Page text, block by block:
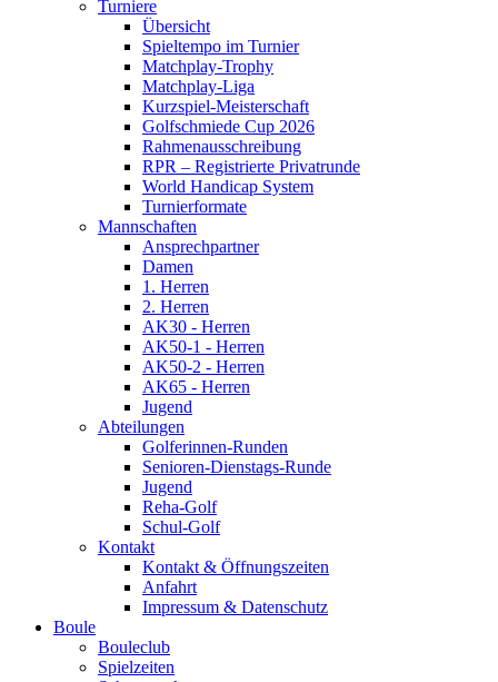
Turniere
Übersicht
Spieltempo im Turnier
Matchplay-Trophy
Matchplay-Liga
Kurzspiel-Meisterschaft
Golfschmiede Cup 2026
Rahmenausschreibung
RPR – Registrierte Privatrunde
World Handicap System
Turnierformate
Mannschaften
Ansprechpartner
Damen
1. Herren
2. Herren
AK30 - Herren
AK50-1 - Herren
AK50-2 - Herren
AK65 - Herren
Jugend
Abteilungen
Golferinnen-Runden
Senioren-Dienstags-Runde
Jugend
Reha-Golf
Schul-Golf
Kontakt
Kontakt & Öffnungszeiten
Anfahrt
Impressum & Datenschutz
Boule
Bouleclub
Spielzeiten